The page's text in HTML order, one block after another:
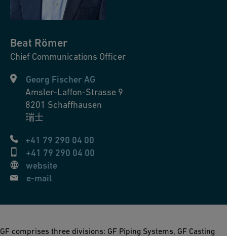
Beat Römer
Chief Communications Officer
Georg Fischer AG
Amsler-Laffon-Strasse 9
8201 Schaffhausen
瑞士
+41 79 290 04 00
+41 79 290 04 00
website
e-mail
GF comprises three divisions: GF Piping Systems, GF Casting